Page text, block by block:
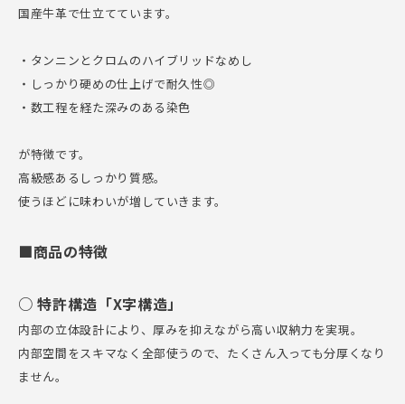
国産牛革で仕立てています。
・タンニンとクロムのハイブリッドなめし
・しっかり硬めの仕上げで耐久性◎
・数工程を経た深みのある染色
が特徴です。
高級感あるしっかり質感。
使うほどに味わいが増していきます。
■商品の特徴
○ 特許構造「X字構造」
内部の立体設計により、厚みを抑えながら高い収納力を実現。
内部空間をスキマなく全部使うので、たくさん入っても分厚くなり
ません。